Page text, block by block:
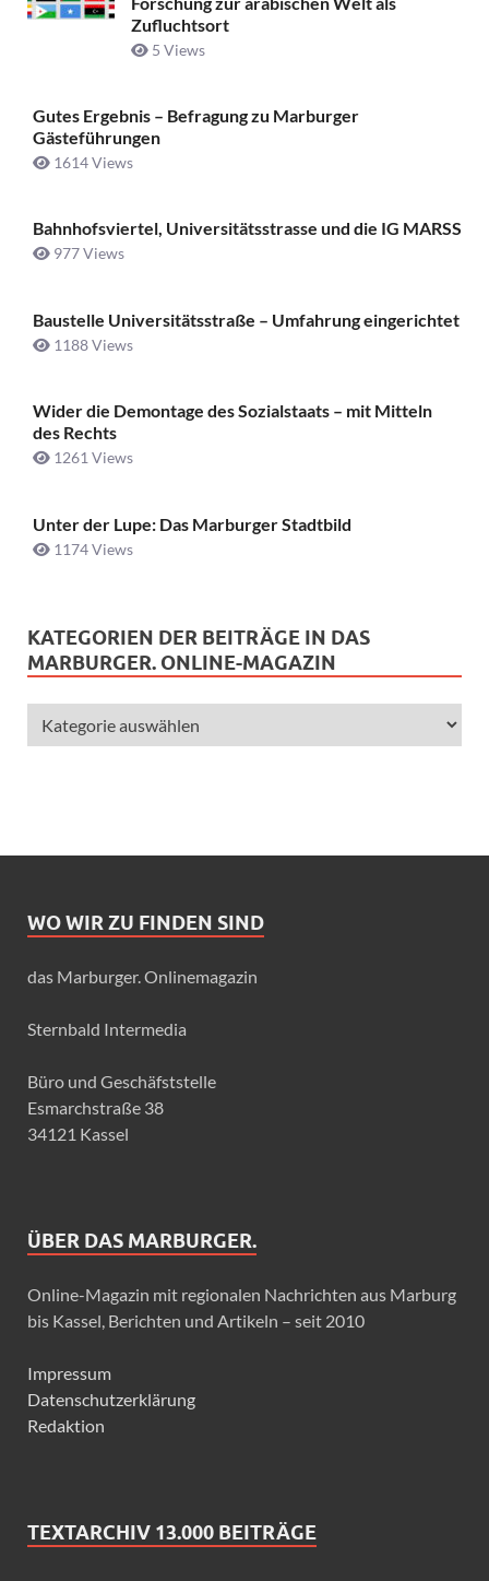
Zufluchtsort
5 Views
Gutes Ergebnis – Befragung zu Marburger
Gästeführungen
1614 Views
Bahnhofsviertel, Universitätsstrasse und die IG MARSS
977 Views
Baustelle Universitätsstraße ­– Umfahrung eingerichtet
1188 Views
Wider die Demontage des Sozialstaats – mit Mitteln
des Rechts
1261 Views
Unter der Lupe: Das Marburger Stadtbild
1174 Views
KATEGORIEN DER BEITRÄGE IN DAS
MARBURGER. ONLINE-MAGAZIN
WO WIR ZU FINDEN SIND
das Marburger. Onlinemagazin
Sternbald Intermedia
Büro und Geschäfststelle
Esmarchstraße 38
34121 Kassel
ÜBER DAS MARBURGER.
Online-Magazin mit regionalen Nachrichten aus Marburg
bis Kassel, Berichten und Artikeln – seit 2010
Impressum
Datenschutzerklärung
Redaktion
TEXTARCHIV 13.000 BEITRÄGE